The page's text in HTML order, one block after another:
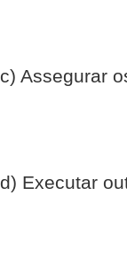
c) Assegurar
d) Executar